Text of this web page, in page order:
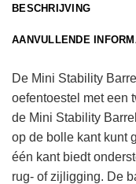
BESCHRIJVING
AANVULLENDE
De Mini Stability
oefentoestel met een
de Mini Stability
op de bolle kant kunt
één kant biedt
rug- of zijligging. De